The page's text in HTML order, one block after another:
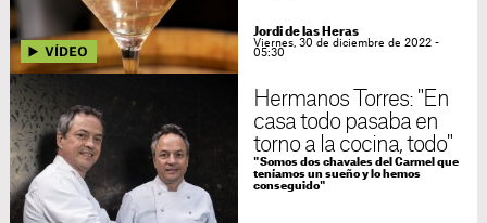
Jordi de las Heras
Viernes, 30 de diciembre de 2022 -
05:30
Hermanos Torres: "En
casa todo pasaba en
torno a la cocina, todo"
"Somos dos chavales del Carmel que
teníamos un sueño y lo hemos
conseguido"